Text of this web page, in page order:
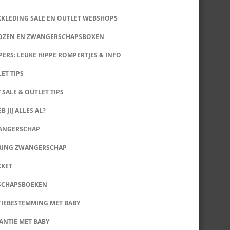
SALE EN OUTLET WEBSHOPS
EN ZWANGERSCHAPSBOXEN
LEUKE HIPPE ROMPERTJES & INFO
TIPS
SALE & OUTLET TIPS
JIJ ALLES AL?
ZWANGERSCHAP
MET BABY
MET BABY